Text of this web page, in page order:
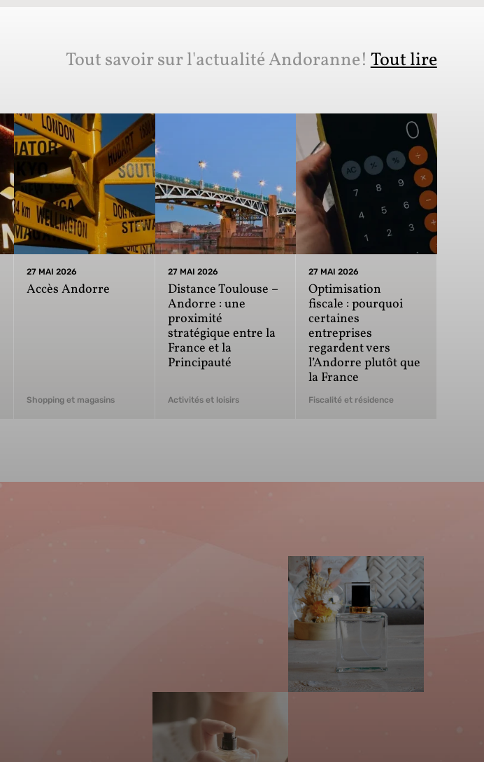
Tout savoir sur l'actualité Andoranne!Tout lire
27 MAI 2026
Accès Andorre
Shopping et magasins
27 MAI 2026
Distance Toulouse –
Andorre : une
proximité
stratégique entre la
France et la
Principauté
Activités et loisirs
27 MAI 2026
Optimisation
fiscale : pourquoi
certaines
entreprises
regardent vers
l’Andorre plutôt que
la France
Fiscalité et résidence